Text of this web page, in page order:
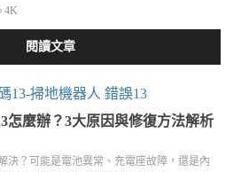
4K
閱讀文章
怎麼辦？3大原因與修復方法解析
決？可能是電池異常、充電座故障，還是內